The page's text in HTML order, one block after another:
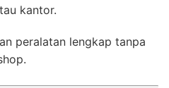
kantor.
peralatan lengkap tanpa